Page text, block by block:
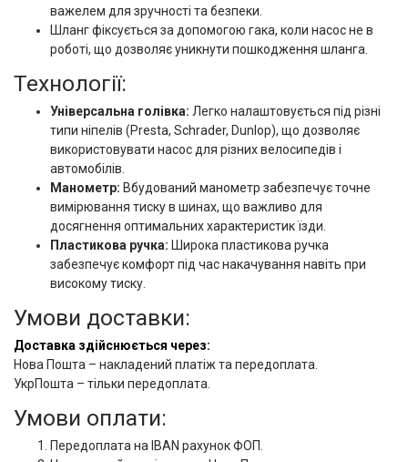
важелем для зручності та безпеки.
Шланг фіксується за допомогою гака, коли насос не в
роботі, що дозволяє уникнути пошкодження шланга.
Технології:
Універсальна голівка: Легко налаштовується під різні
типи ніпелів (Presta, Schrader, Dunlop), що дозволяє
використовувати насос для різних велосипедів і
автомобілів.
Манометр: Вбудований манометр забезпечує точне
вимірювання тиску в шинах, що важливо для
досягнення оптимальних характеристик їзди.
Пластикова ручка: Широка пластикова ручка
забезпечує комфорт під час накачування навіть при
високому тиску.
Умови доставки:
Доставка здійснюється через:
Нова Пошта – накладений платіж та передоплата.
УкрПошта – тільки передоплата.
Умови оплати:
Передоплата на IBAN рахунок ФОП.